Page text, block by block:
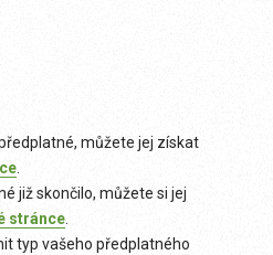
můžete jej získat
již skončilo, můžete si jej
stránce
typ vašeho předplatného